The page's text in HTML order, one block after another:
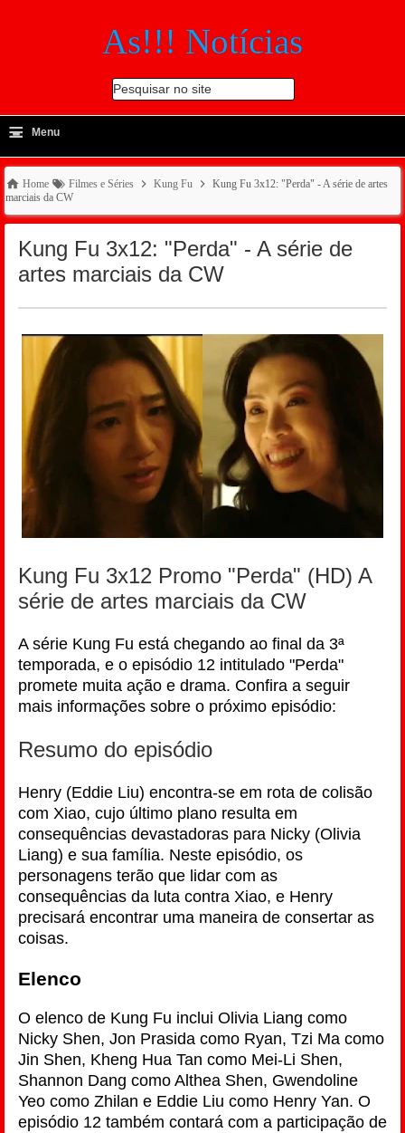
As!!! Notícias
Pesquisar no site
-
≡ Menu
Home Filmes e Séries Kung Fu
Kung Fu 3x12: "Perda" - A série de artes
marciais da CW
Kung Fu 3x12: "Perda" - A série de
artes marciais da CW
Kung Fu 3x12 Promo "Perda" (HD) A
série de artes marciais da CW
A série Kung Fu está chegando ao final da 3ª
temporada, e o episódio 12 intitulado "Perda"
promete muita ação e drama. Confira a seguir
mais informações sobre o próximo episódio:
Resumo do episódio
Henry (Eddie Liu) encontra-se em rota de colisão
com Xiao, cujo último plano resulta em
consequências devastadoras para Nicky (Olivia
Liang) e sua família. Neste episódio, os
personagens terão que lidar com as
consequências da luta contra Xiao, e Henry
precisará encontrar uma maneira de consertar as
coisas.
Elenco
O elenco de Kung Fu inclui Olivia Liang como
Nicky Shen, Jon Prasida como Ryan, Tzi Ma como
Jin Shen, Kheng Hua Tan como Mei-Li Shen,
Shannon Dang como Althea Shen, Gwendoline
Yeo como Zhilan e Eddie Liu como Henry Yan. O
episódio 12 também contará com a participação de